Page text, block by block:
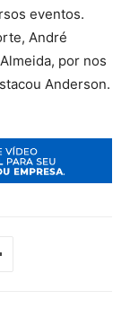
eventos.
André
por nos
Anderson.